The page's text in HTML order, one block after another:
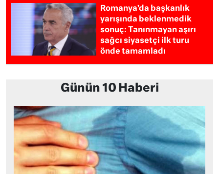
Romanya’da başkanlık
yarışında beklenmedik
sonuç: Tanınmayan aşırı
sağcı siyasetçi ilk turu
önde tamamladı
Günün 10 Haberi